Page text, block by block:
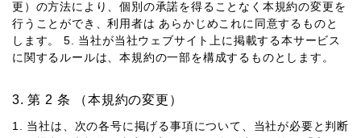
更）の⽅法により、個別の承諾を得ることなく本規約の変更を
⾏うことができ、利⽤者は あらかじめこれに同意するものと
します。 5. 当社が当社ウェブサイト上に掲載する本サービス
に関するルールは、本規約の⼀部を構成するものとします。
第 2 条 （本規約の変更）
1. 当社は、次の各号に掲げる事項について、当社が必要と判断